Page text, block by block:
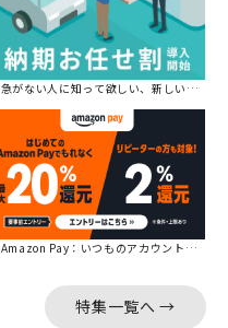
急がない人に知って欲しい、新しい割引を始めました。
Amazon Pay：いつものアカウントで簡単に決済可能。
特集一覧へ →